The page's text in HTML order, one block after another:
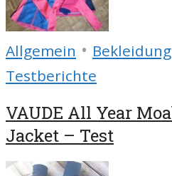
Allgemein • Bekleidung
Testberichte
VAUDE All Year
Jacket – Test